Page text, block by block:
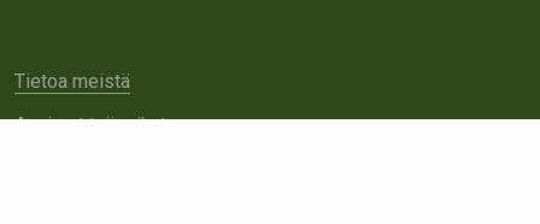
Tietoa meistä
Avoimet työpaikat